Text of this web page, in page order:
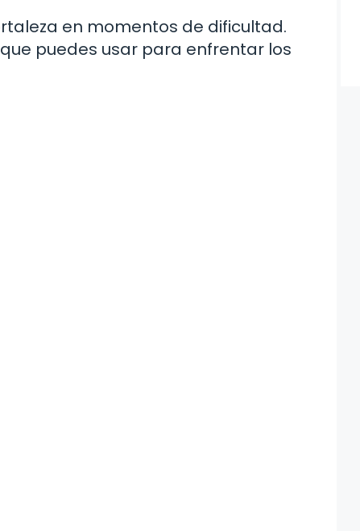
en momentos de dificultad.
puedes usar para enfrentar los